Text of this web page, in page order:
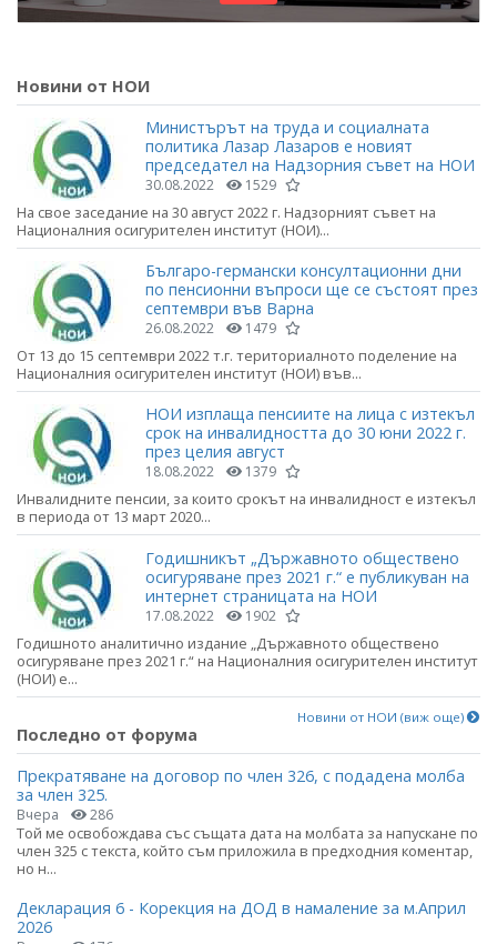
Новини от НОИ
Министърът на труда и социалната
политика Лазар Лазаров е новият
председател на Надзорния съвет на НОИ
30.08.2022 1529
На свое заседание на 30 август 2022 г. Надзорният съвет на
Националния осигурителен институт (НОИ)...
Българо-германски консултационни дни
по пенсионни въпроси ще се състоят през
септември във Варна
26.08.2022 1479
От 13 до 15 септември 2022 т.г. териториалното поделение на
Националния осигурителен институт (НОИ) във...
НОИ изплаща пенсиите на лица с изтекъл
срок на инвалидността до 30 юни 2022 г.
през целия август
18.08.2022 1379
Инвалидните пенсии, за които срокът на инвалидност е изтекъл
в периода от 13 март 2020...
Годишникът „Държавното обществено
осигуряване през 2021 г.“ е публикуван на
интернет страницата на НОИ
17.08.2022 1902
Годишното аналитично издание „Държавното обществено
осигуряване през 2021 г.“ на Националния осигурителен институт
(НОИ) е...
Новини от НОИ (виж още)
Последно от форума
Прекратяване на договор по член 326, с подадена молба
за член 325.
Вчера 286
Той ме освобождава със същата дата на молбата за напускане по
член 325 с текста, който съм приложила в предходния коментар,
но н...
Декларация 6 - Корекция на ДОД в намаление за м.Април
2026